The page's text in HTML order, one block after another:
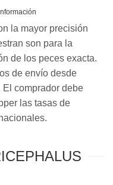
la mayor precisión
son para la
de los peces exacta.
de envío desde
El comprador debe
las tasas de